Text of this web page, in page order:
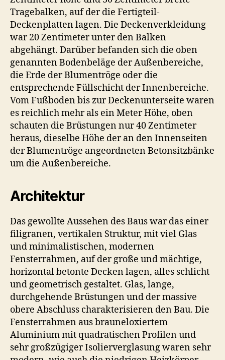
Tragebalken, auf der die Fertigteil-
Deckenplatten lagen. Die Deckenverkleidung
war 20 Zentimeter unter den Balken
abgehängt. Darüber befanden sich die oben
genannten Bodenbeläge der Außenbereiche,
die Erde der Blumentröge oder die
entsprechende Füllschicht der Innenbereiche.
Vom Fußboden bis zur Deckenunterseite waren
es reichlich mehr als ein Meter Höhe, oben
schauten die Brüstungen nur 40 Zentimeter
heraus, dieselbe Höhe der an den Innenseiten
der Blumentröge angeordneten Betonsitzbänke
um die Außenbereiche.
Architektur
Das gewollte Aussehen des Baus war das einer
filigranen, vertikalen Struktur, mit viel Glas
und minimalistischen, modernen
Fensterrahmen, auf der große und mächtige,
horizontal betonte Decken lagen, alles schlicht
und geometrisch gestaltet. Glas, lange,
durchgehende Brüstungen und der massive
obere Abschluss charakterisieren den Bau. Die
Fensterrahmen aus brauneloxiertem
Aluminium mit quadratischen Profilen und
sehr großzügiger Isolierverglasung waren sehr